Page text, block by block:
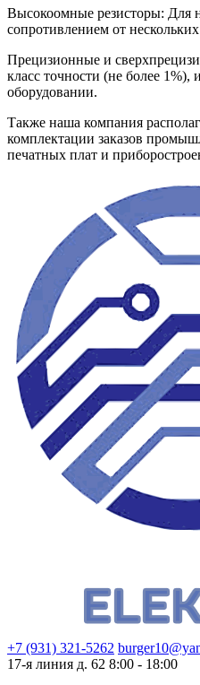
Высокоомные резисторы: Для
сопротивлением от
Прецизионные и
класс точности (не более
оборудовании.
Также наша компания
комплектации заказов
печатных плат и
+7 (931) 321-5262
17-я линия д. 62 8:00 - 18:00